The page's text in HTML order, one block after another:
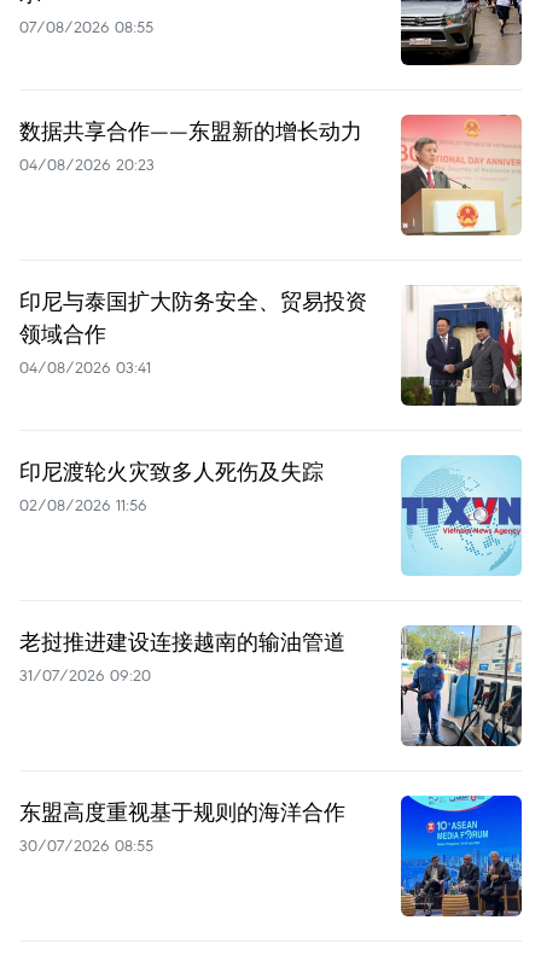
07/08/2026 08:55
数据共享合作——东盟新的增长动力
04/08/2026 20:23
印尼与泰国扩大防务安全、贸易投资
领域合作
04/08/2026 03:41
印尼渡轮火灾致多人死伤及失踪
02/08/2026 11:56
老挝推进建设连接越南的输油管道
31/07/2026 09:20
东盟高度重视基于规则的海洋合作
30/07/2026 08:55